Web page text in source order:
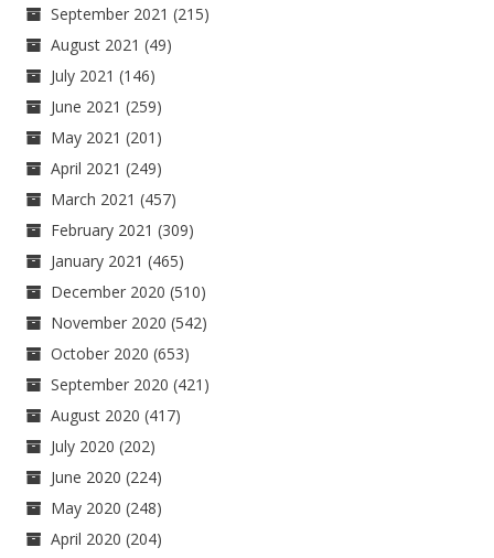
September 2021 (215)
August 2021 (49)
July 2021 (146)
June 2021 (259)
May 2021 (201)
April 2021 (249)
March 2021 (457)
February 2021 (309)
January 2021 (465)
December 2020 (510)
November 2020 (542)
October 2020 (653)
September 2020 (421)
August 2020 (417)
July 2020 (202)
June 2020 (224)
May 2020 (248)
April 2020 (204)